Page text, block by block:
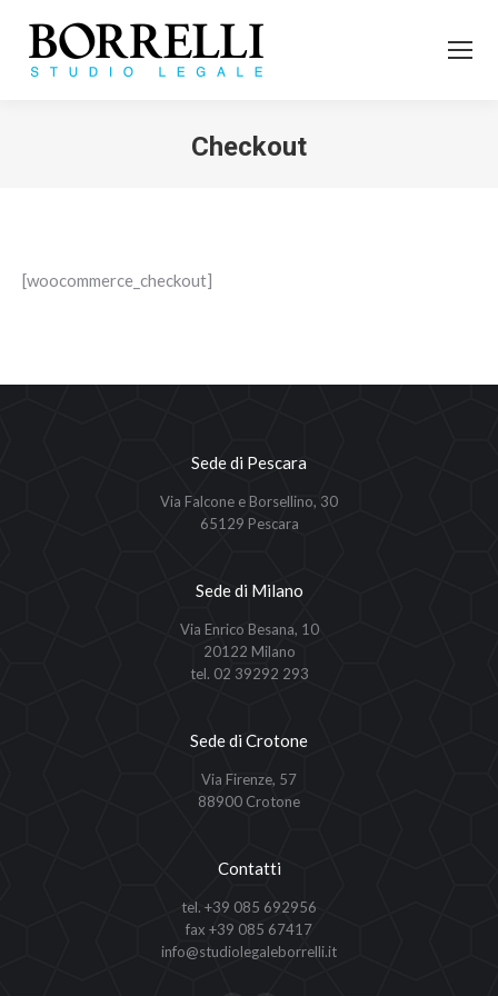
Checkout
[woocommerce_checkout]
Sede di Pescara
Via Falcone e Borsellino, 30
65129 Pescara
Sede di Milano
Via Enrico Besana, 10
20122 Milano
tel. 02 39292 293
Sede di Crotone
Via Firenze, 57
88900 Crotone
Contatti
tel. +39 085 692956
fax +39 085 67417
info@studiolegaleborrelli.it